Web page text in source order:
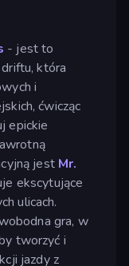
- jest to
która
i
ćwicząc
epickie
jest Mr.
ekscytujące
ulicach.
gra, w
tworzyć i
jazdy z